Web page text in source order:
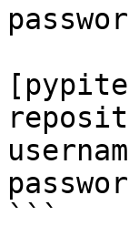
```